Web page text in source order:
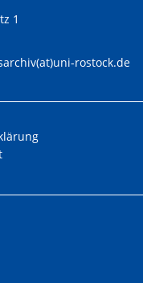
1
rostock.de